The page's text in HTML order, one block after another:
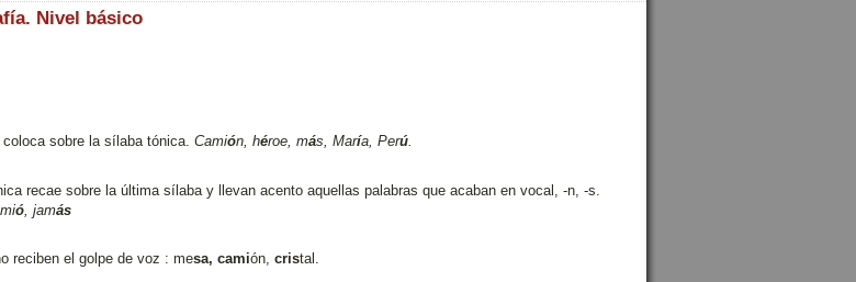
Nivel básico
sobre la sílaba tónica. Camión, héroe, más, María, Perú.
recae sobre la última sílaba y llevan acento aquellas palabras que acaban en vocal, -n, -s.
ó , jamás
reciben el golpe de voz : mesa, camión, cristal.